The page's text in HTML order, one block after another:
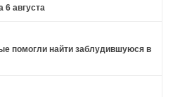
6 августа
помогли найти заблудившуюся в